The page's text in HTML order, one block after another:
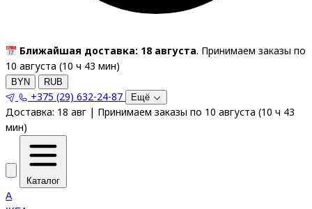
Ближайшая доставка: 18 августа. Принимаем заказы по
10 августа (10 ч 43 мин)
BYN RUB
+375 (29) 632-24-87 Ещё
Доставка: 18 авг | Принимаем заказы по 10 августа (10 ч 43
мин)
Каталог
A